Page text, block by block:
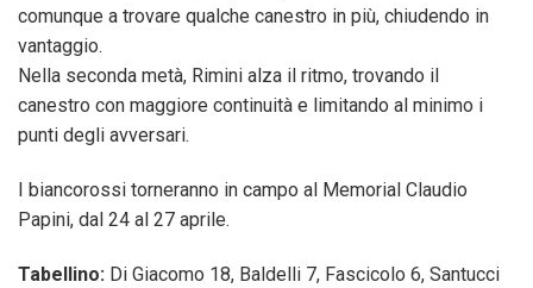
comunque a trovare qualche canestro in più, chiudendo in
vantaggio.
Nella seconda metà, Rimini alza il ritmo, trovando il
canestro con maggiore continuità e limitando al minimo i
punti degli avversari.
I biancorossi torneranno in campo al Memorial Claudio
Papini, dal 24 al 27 aprile.
Tabellino: Di Giacomo 18, Baldelli 7, Fascicolo 6, Santucci